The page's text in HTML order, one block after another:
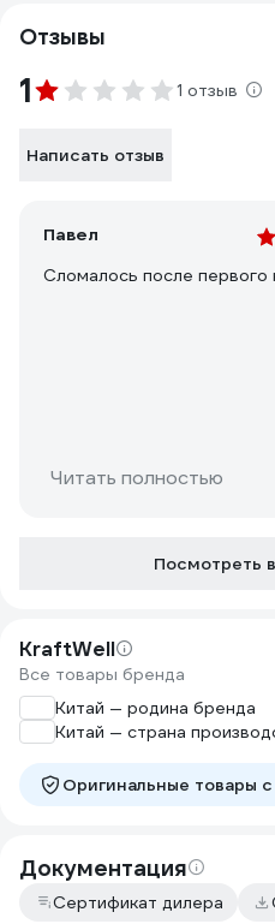
Отзывы
1 1 отзыв
Написать отзыв
Павел
Сломалось после первого
Читать полностью
Посмотреть
KraftWell
Все товары бренда
Китай — родина бренда
Китай — страна
Оригинальные товары c
Документация
Сертификат дилера